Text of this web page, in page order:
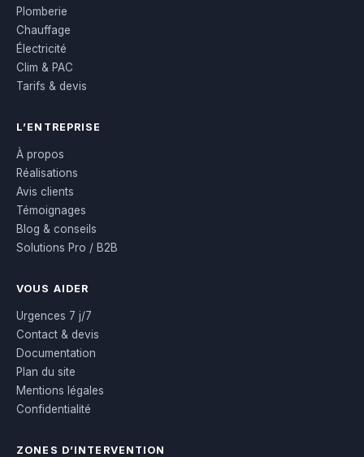
Plomberie
Chauffage
Électricité
Clim & PAC
Tarifs & devis
L’ENTREPRISE
À propos
Réalisations
Avis clients
Témoignages
Blog & conseils
Solutions Pro / B2B
VOUS AIDER
Urgences 7 j/7
Contact & devis
Documentation
Plan du site
Mentions légales
Confidentialité
ZONES D’INTERVENTION